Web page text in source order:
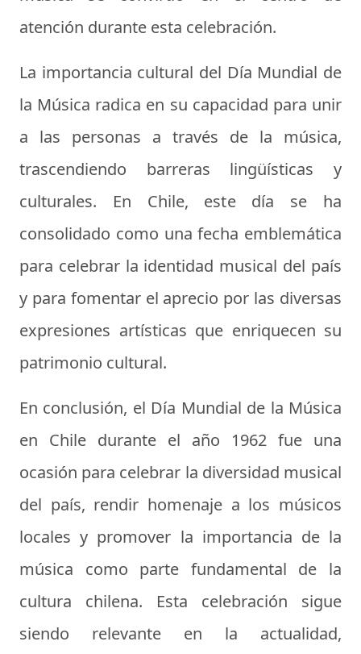
atención durante esta celebración.
La importancia cultural del Día Mundial de
la Música radica en su capacidad para unir
a las personas a través de la música,
trascendiendo barreras lingüísticas y
culturales. En Chile, este día se ha
consolidado como una fecha emblemática
para celebrar la identidad musical del país
y para fomentar el aprecio por las diversas
expresiones artísticas que enriquecen su
patrimonio cultural.
En conclusión, el Día Mundial de la Música
en Chile durante el año 1962 fue una
ocasión para celebrar la diversidad musical
del país, rendir homenaje a los músicos
locales y promover la importancia de la
música como parte fundamental de la
cultura chilena. Esta celebración sigue
siendo relevante en la actualidad,